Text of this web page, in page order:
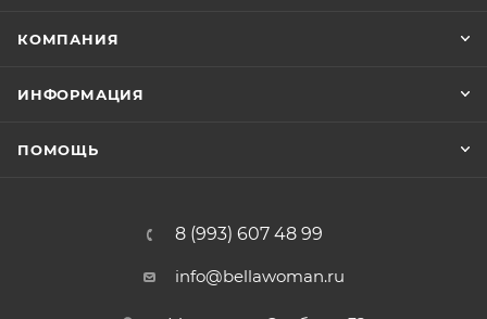
КОМПАНИЯ
ИНФОРМАЦИЯ
ПОМОЩЬ
8 (993) 607 48 99
info@bellawoman.ru